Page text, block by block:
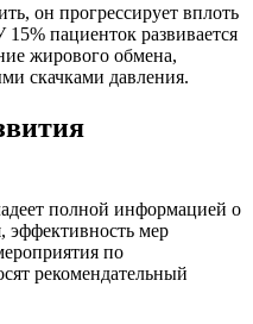
он прогрессирует вплоть
пациенток развивается
жирового обмена,
скачками давления.
полной информацией о
эффективность мер
по
рекомендательный